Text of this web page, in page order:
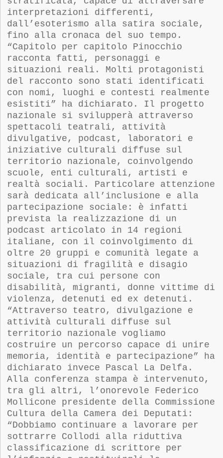
interpretazioni differenti,
dall’esoterismo alla satira sociale,
fino alla cronaca del suo tempo.
“Capitolo per capitolo Pinocchio
racconta fatti, personaggi e
situazioni reali. Molti protagonisti
del racconto sono stati identificati
con nomi, luoghi e contesti realmente
esistiti” ha dichiarato. Il progetto
nazionale si svilupperà attraverso
spettacoli teatrali, attività
divulgative, podcast, laboratori e
iniziative culturali diffuse sul
territorio nazionale, coinvolgendo
scuole, enti culturali, artisti e
realtà sociali. Particolare attenzione
sarà dedicata all’inclusione e alla
partecipazione sociale: è infatti
prevista la realizzazione di un
podcast articolato in 14 regioni
italiane, con il coinvolgimento di
oltre 20 gruppi e comunità legate a
situazioni di fragilità e disagio
sociale, tra cui persone con
disabilità, migranti, donne vittime di
violenza, detenuti ed ex detenuti.
“Attraverso teatro, divulgazione e
attività culturali diffuse sul
territorio nazionale vogliamo
costruire un percorso capace di unire
memoria, identità e partecipazione” ha
dichiarato invece Pascal La Delfa.
Alla conferenza stampa è intervenuto,
tra gli altri, l’ onorevole Federico
Mollicone presidente della Commissione
Cultura della Camera dei Deputati:
“Dobbiamo continuare a lavorare per
sottrarre Collodi alla riduttiva
classificazione di scrittore per